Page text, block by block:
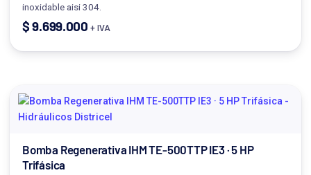
inoxidable aisi 304.
$9.699.000 + IVA
Bomba Regenerativa IHM TE-500TTP IE3 · 5 HP
Trifásica